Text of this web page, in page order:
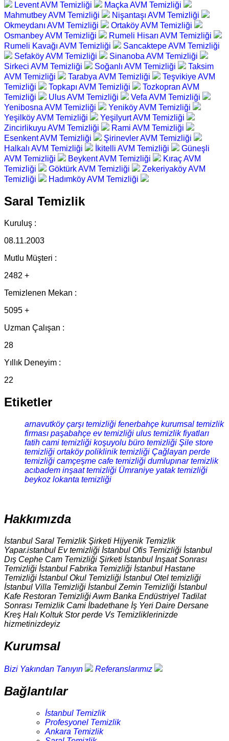
Levent AVM Temizliği
Maçka AVM Temizliği
Mahmutbey AVM Temizliği
Nişantaşı AVM Temizliği
Okmeydanı AVM Temizliği
Ortaköy AVM Temizliği
Osmanbey AVM Temizliği
Rumeli Hisarı AVM Temizliği
Rumeli Kavağı AVM Temizliği
Sancaktepe AVM Temizliği
Sefaköy AVM Temizliği
Sinanoba AVM Temizliği
Sirkeci AVM Temizliği
Soğanlı AVM Temizliği
Taksim
AVM Temizliği
Tarabya AVM Temizliği
Teşvikiye AVM
Temizliği
Topkapı AVM Temizliği
Tozkopran AVM
Temizliği
Ulus AVM Temizliği
Vefa AVM Temizliği
Yenibosna AVM Temizliği
Yeniköy AVM Temizliği
Yeşilköy AVM Temizliği
Yeşilyurt AVM Temizliği
Zincirlikuyu AVM Temizliği
Rami AVM Temizliği
Esenkent AVM Temizliği
Şirinevler AVM Temizliği
Halkalı AVM Temizliği
İkitelli AVM Temizliği
Güneşli
AVM Temizliği
Beykent AVM Temizliği
Kıraç AVM
Temizliği
Göktürk AVM Temizliği
Zekeriyaköy AVM
Temizliği
Hadımköy AVM Temizliği
Saral Temizlik
Kuruluş :
08.11.2003
Mutlu Müşteri :
2482 +
Temizlenen Mekan :
5095 +
Uzman Çalışan :
28
Yıllık Deneyim :
22
Etiketler
arnavutköy çarşı temizliği fenerbahçe kurumsal temizlik
firması paşabahçe ev temizliği ulus temizlik fiyatları
fatih cami temizliği koşuyolu büro temizliği Şile store
temizliği ortaköy poliklinik temizliği Çağlayan perde
temizliği camçeşme cafe temizliği dumlupınar temizlik
acıbadem inşaat temizliği Ümraniye yatak temizliği
beykoz lokanta temizliği
Hakkımızda
İstanbul Saral Temizlik Şirketi Hijyenik Temizlik
Yapar.istanbul Ev temizliği İstanbul Ofis Temizliği İstanbul
Dış Cephe Cam Temizliği Şirketi İstanbul İnşaat Sonrası
Temizliği İstanbul Fabrika Temizliği İstanbul Hastane
Temizliği İstanbul Okul Temizliği İstanbul Otel temizliği
İstanbul Villa Temizliği İstanbul Zemin Temizliği İstanbul
Kafe Restoran Temizliği Awm Banka Endüstriyel Tadilat
Sonrası Temizlik Cami İbadethane İş Yeri Daire Dersane
Kreş Halı Koltuk Stor perde Vs Temizliklerinizde
hizmetinizdeyiz
Kurumsal
Bizi Yakından Tanıyın Referanslarımız
Bağlantılar
İstanbul Temizlik
Profesyonel Temizlik
Ankara Temizlik